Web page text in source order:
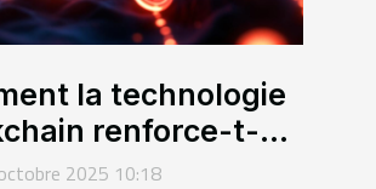
la technologie
renforce-t-
sécurité des
2025 10:18